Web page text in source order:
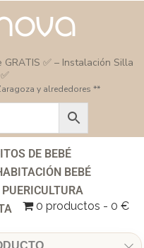
GRATIS ✅ – Instalación Silla
y alrededores **
DE BEBÉ
BEBÉ
PUERICULTURA
0 productos 0 €